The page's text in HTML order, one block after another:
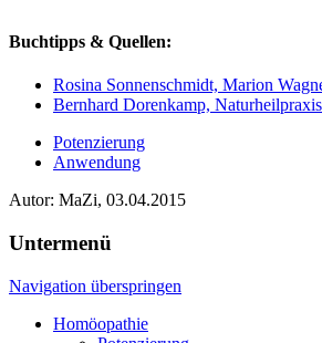
Buchtipps & Quellen:
Rosina Sonnenschmidt, Marion
Bernhard Dorenkamp,
Potenzierung
Anwendung
Autor: MaZi, 03.04.2015
Untermenü
Navigation überspringen
Homöopathie